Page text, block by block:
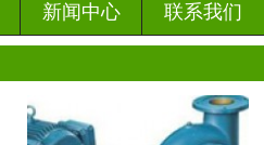
客户见证
行业动态
新闻中心
新闻中心 联系我们